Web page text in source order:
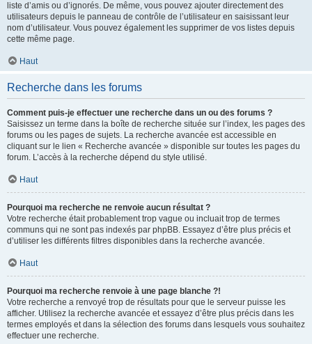
liste d’amis ou d’ignorés. De même, vous pouvez ajouter directement des
utilisateurs depuis le panneau de contrôle de l’utilisateur en saisissant leur
nom d’utilisateur. Vous pouvez également les supprimer de vos listes depuis
cette même page.
Haut
Recherche dans les forums
Comment puis-je effectuer une recherche dans un ou des forums ?
Saisissez un terme dans la boîte de recherche située sur l’index, les pages des
forums ou les pages de sujets. La recherche avancée est accessible en
cliquant sur le lien « Recherche avancée » disponible sur toutes les pages du
forum. L’accès à la recherche dépend du style utilisé.
Haut
Pourquoi ma recherche ne renvoie aucun résultat ?
Votre recherche était probablement trop vague ou incluait trop de termes
communs qui ne sont pas indexés par phpBB. Essayez d’être plus précis et
d’utiliser les différents filtres disponibles dans la recherche avancée.
Haut
Pourquoi ma recherche renvoie à une page blanche ?!
Votre recherche a renvoyé trop de résultats pour que le serveur puisse les
afficher. Utilisez la recherche avancée et essayez d’être plus précis dans les
termes employés et dans la sélection des forums dans lesquels vous souhaitez
effectuer une recherche.